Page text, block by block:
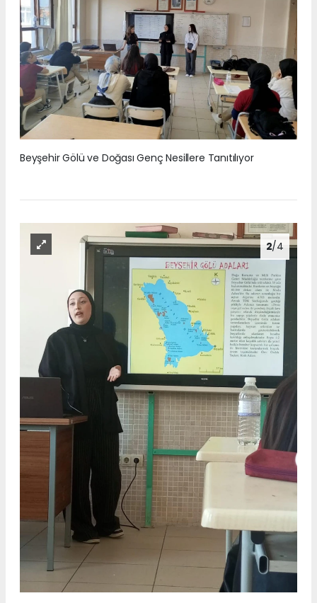
Beyşehir Gölü ve Doğası Genç Nesillere Tanıtılıyor
2/4